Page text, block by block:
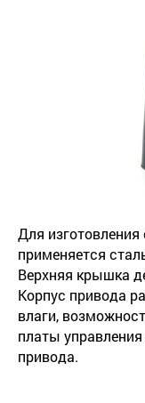
Для
применяется
Верхняя крышка
Корпус привода
влаги,
платы
привода.